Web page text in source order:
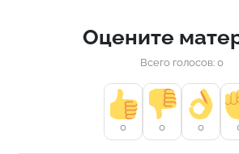
Оцените
Всего голосов: 0
0 0 0